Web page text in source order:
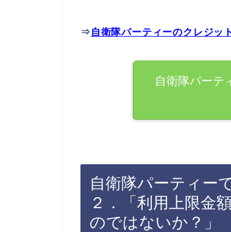
⇒ 自衛隊パーティーのクレジッ
自衛隊パーテ
自衛隊パーティー
２．「利用上限金
のではないか？」